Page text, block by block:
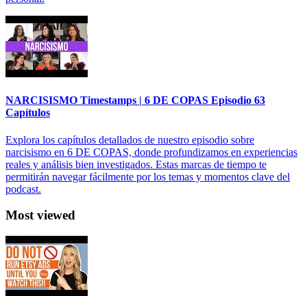
NARCISISMO Timestamps | 6 DE COPAS Episodio 63
Capítulos
Explora los capítulos detallados de nuestro episodio sobre
narcisismo en 6 DE COPAS, donde profundizamos en experiencias
reales y análisis bien investigados. Estas marcas de tiempo te
permitirán navegar fácilmente por los temas y momentos clave del
podcast.
Most viewed